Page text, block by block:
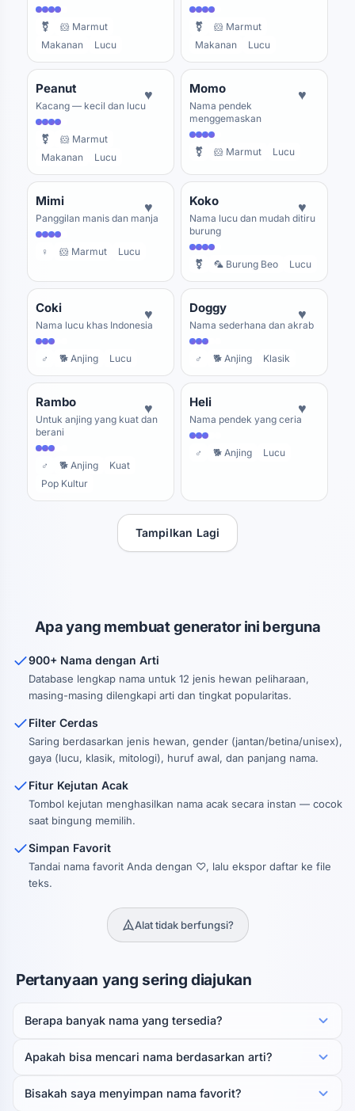
⚧
🐹 Marmut
Makanan
Lucu
⚧
🐹 Marmut
Makanan
Lucu
♥
Peanut
Kacang — kecil dan lucu
⚧
🐹 Marmut
Makanan
Lucu
♥
Momo
Nama pendek
menggemaskan
⚧ 🐹 Marmut Lucu
♥
Mimi
Panggilan manis dan manja
♀ 🐹 Marmut Lucu
♥
Koko
Nama lucu dan mudah ditiru
burung
⚧ 🦜 Burung Beo Lucu
♥
Coki
Nama lucu khas Indonesia
♂ 🐕 Anjing Lucu
♥
Doggy
Nama sederhana dan akrab
♂ 🐕 Anjing Klasik
♥
Rambo
Untuk anjing yang kuat dan
berani
♂ 🐕 Anjing
Kuat
Pop Kultur
♥
Heli
Nama pendek yang ceria
♂ 🐕 Anjing Lucu
Tampilkan Lagi
Apa yang membuat generator ini berguna
900+ Nama dengan Arti
Database lengkap nama untuk 12 jenis hewan peliharaan,
masing-masing dilengkapi arti dan tingkat popularitas.
Filter Cerdas
Saring berdasarkan jenis hewan, gender (jantan/betina/unisex),
gaya (lucu, klasik, mitologi), huruf awal, dan panjang nama.
Fitur Kejutan Acak
Tombol kejutan menghasilkan nama acak secara instan — cocok
saat bingung memilih.
Simpan Favorit
Tandai nama favorit Anda dengan ♡, lalu ekspor daftar ke file
teks.
Alat tidak berfungsi?
Pertanyaan yang sering diajukan
Berapa banyak nama yang tersedia?
Apakah bisa mencari nama berdasarkan arti?
Bisakah saya menyimpan nama favorit?